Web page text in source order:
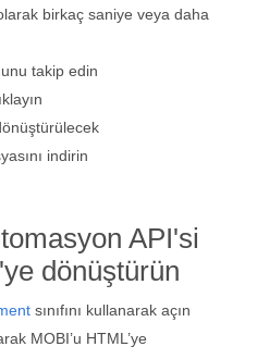
birkaç saniye veya daha
takip edin
indirin
API'si
dönüştürün
sınıfını kullanarak açın
MOBI’u HTML’ye